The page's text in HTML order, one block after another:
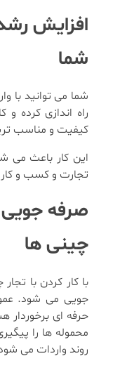
افزایش
شما
شما می توانید با
راه اندازی کرده و
کیفیت و مناسب
این کار باعث می
تجارت و کسب و کار
صرفه
چینی ها
با کار کردن با
جویی می شود.
حرفه ای
محموله ها را
روند واردات می